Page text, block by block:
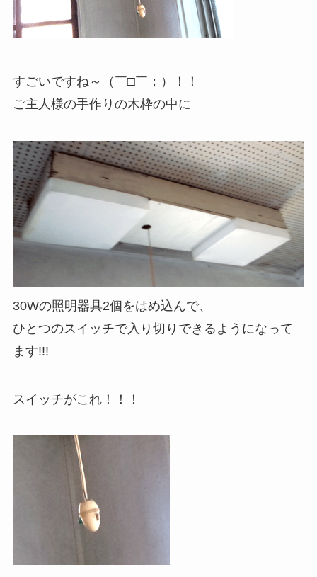
すごいですね～（￣□￣；）！！
ご主人様の手作りの木枠の中に
30Wの照明器具2個をはめ込んで、
ひとつのスイッチで入り切りできるようになって
ます!!!
スイッチがこれ！！！